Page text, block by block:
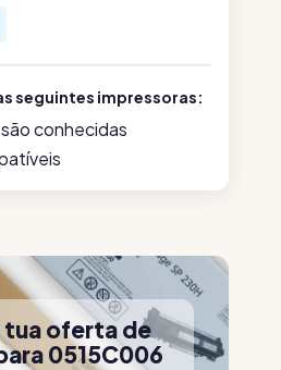
seguintes impressoras:
conhecidas
tua oferta de
0515C006